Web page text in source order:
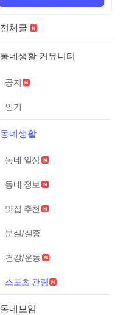
전체글
동네생활 커뮤니티
공지
인기
동네생활
동네 일상
동네 정보
맛집 추천
분실/실종
건강/운동
스포츠 관람
동네모임